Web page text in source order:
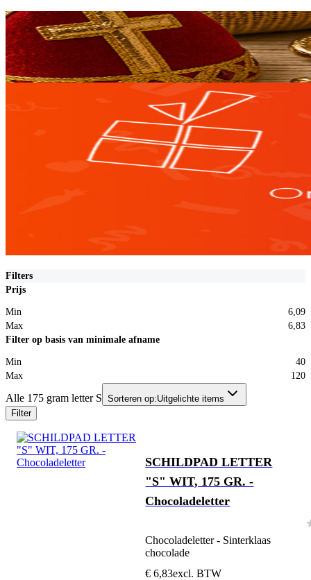
Filters
Prijs
Min
6,09
Max
6,83
Filter op basis van minimale afname
Min
40
Max
120
Alle 175 gram letter S Sorteren op:Uitgelichte items
Filter
SCHILDPAD LETTER
"S" WIT, 175 GR. -
Chocoladeletter
Chocoladeletter - Sinterklaas
chocolade
€ 6,83excl. BTW